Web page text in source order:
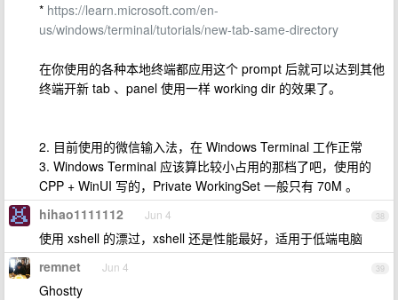
* https://learn.microsoft.com/en-
us/windows/terminal/tutorials/new-tab-same-directory
在你使用的各种本地终端都应用这个 prompt 后就可以达到其他
终端开新 tab 、panel 使用一样 working dir 的效果了。
2. 目前使用的微信输入法，在 Windows Terminal 工作正常
3. Windows Terminal 应该算比较小占用的那档了吧，使用的
CPP + WinUI 写的，Private WorkingSet 一般只有 70M 。
38
hihao1111112 Jun 4
使用 xshell 的漂过，xshell 还是性能最好，适用于低端电脑
39
remnet Jun 4
Ghostty